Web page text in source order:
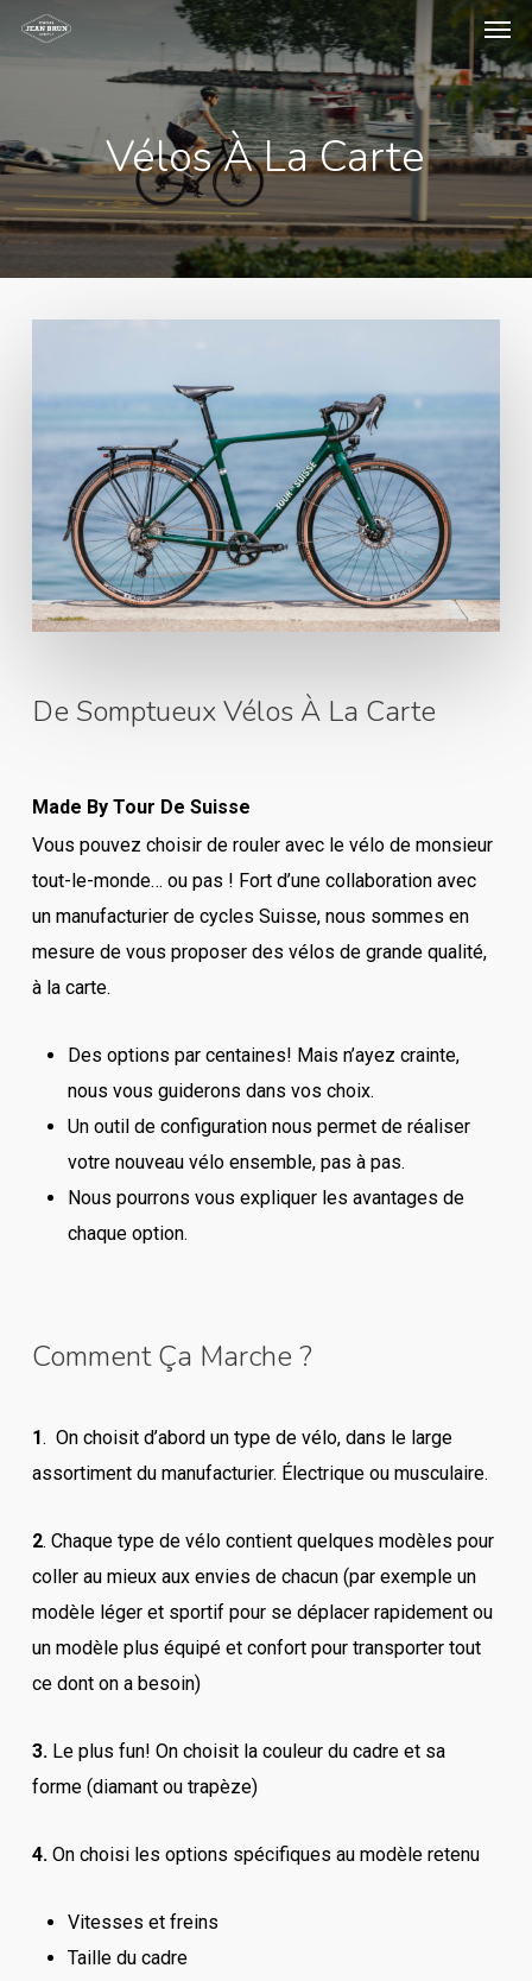
Skip
to
Vélos À La Carte
De Somptueux Vélos À La Carte
Made By Tour De Suisse
Vous pouvez choisir de rouler avec le vélo de monsieur
tout-le-monde… ou pas ! Fort d’une collaboration avec
un manufacturier de cycles Suisse, nous sommes en
mesure de vous proposer des vélos de grande qualité,
à la carte.
Des options par centaines! Mais n’ayez crainte,
nous vous guiderons dans vos choix.
Un outil de configuration nous permet de réaliser
votre nouveau vélo ensemble, pas à pas.
Nous pourrons vous expliquer les avantages de
chaque option.
Comment Ça Marche ?
1. On choisit d’abord un type de vélo, dans le large
assortiment du manufacturier. Électrique ou musculaire.
2. Chaque type de vélo contient quelques modèles pour
coller au mieux aux envies de chacun (par exemple un
modèle léger et sportif pour se déplacer rapidement ou
un modèle plus équipé et confort pour transporter tout
ce dont on a besoin)
3. Le plus fun! On choisit la couleur du cadre et sa
forme (diamant ou trapèze)
4. On choisi les options spécifiques au modèle retenu
Vitesses et freins
Taille du cadre
Close
Close
Close
Close
Close
Close